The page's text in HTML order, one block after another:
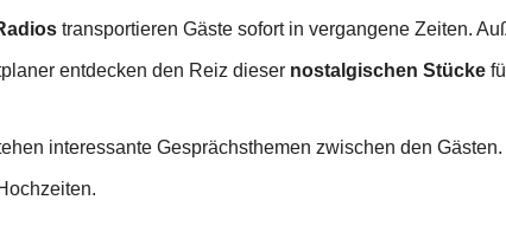
transportieren Gäste sofort in vergangene Zeiten.
entdecken den Reiz dieser nostalgischen Stücke
interessante Gesprächsthemen zwischen den